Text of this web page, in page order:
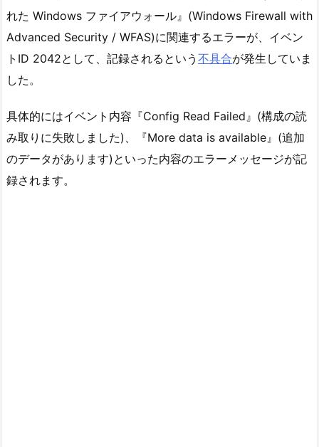
れた Windows ファイアウォール』(Windows Firewall with
Advanced Security / WFAS)に関連するエラーが、イベン
トID 2042として、記録されるという 不具合が発生していま
した。
具体的にはイベント内容『Config Read Failed』(構成の読
み取りに失敗しました)、『More data is available』(追加
のデータがあります)といった内容のエラーメッセージが記
録されます。